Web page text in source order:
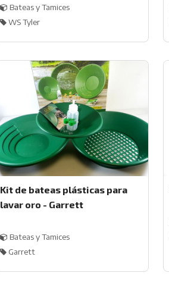
Bateas y Tamices
WS Tyler
Kit de bateas plásticas para
lavar oro - Garrett
Bateas y Tamices
Garrett